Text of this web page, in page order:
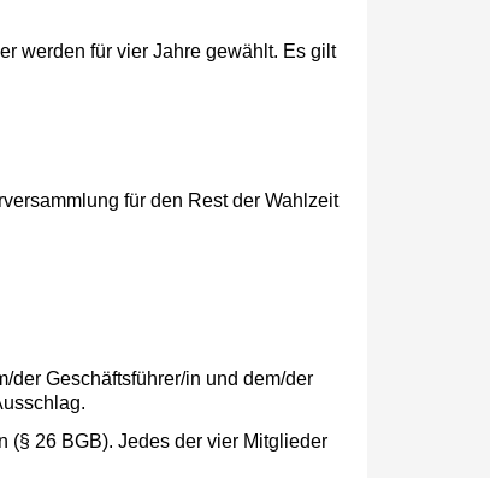
werden für vier Jahre gewählt. Es gilt
für den Rest der Wahlzeit
Geschäftsführer/in und dem/der
vier Mitglieder